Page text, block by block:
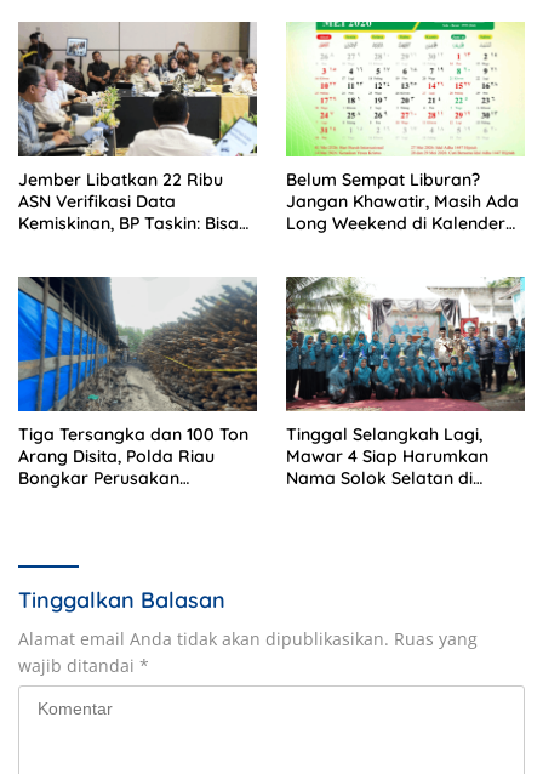
Jember Libatkan 22 Ribu
ASN Verifikasi Data
Kemiskinan, BP Taskin: Bisa
Belum Sempat Liburan?
Jangan Khawatir, Masih Ada
Long Weekend di Kalender
Tiga Tersangka dan 100 Ton
Arang Disita, Polda Riau
Bongkar Perusakan
Tinggal Selangkah Lagi,
Mawar 4 Siap Harumkan
Nama Solok Selatan di
Tinggalkan Balasan
Alamat email Anda tidak akan dipublikasikan. Ruas yang
wajib ditandai *